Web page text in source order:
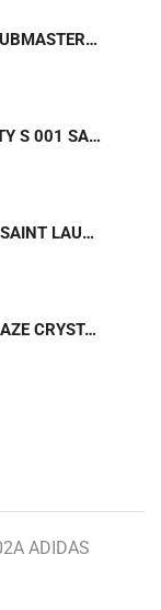
GAFAS DE SOL RB 3016 CLUBMASTER W0366 RAY-BAN
GAFAS DE SOL SL 909 BETTY S 001 SAINT LAURENT
GAFAS DE SOL SL 908 002 SAINT LAURENT
GAFAS DE SOL SL M119 BLAZE CRYSTAL 002 SAINT LAURENT
ADIDAS